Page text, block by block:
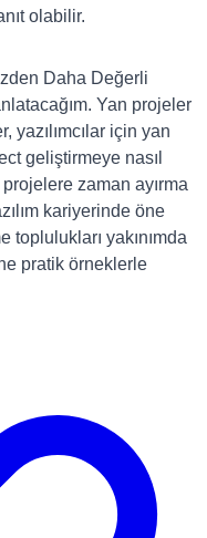
olabilir.
Daha Değerli
Yan projeler
yazılımcılar için yan
geliştirmeye nasıl
projelere zaman ayırma
kariyerinde öne
toplulukları yakınımda
pratik örneklerle